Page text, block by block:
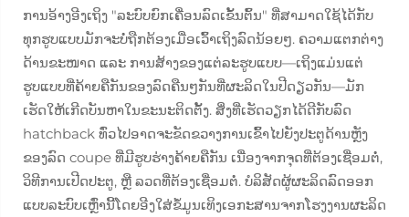
ການອ້າງອີງເຖິງ "ລະບົບຍົກເຄື່ອນລົດເຂັ້ນຕົ້ນ" ທີ່ສາມາດໃຊ້ໄດ້ກັບ
ທຸກຮູບແບບມັກຈະບໍ່ຖືກຕ້ອງເມື່ອເວົ້າເຖິງລົດນ້ອຍໆ. ຄວາມແຕກຕ່າງ
ດ້ານຂະໜາດ ແລະ ການສ້າງຂອງແຕ່ລະຮູບແບບ—ເຖິງແມ່ນແຕ່
ຮູບແບບທີ່ຄ້າຍຄືກັນຂອງລົດຄືນໆກັນທີ່ຜະລິດໃນປີດຽວກັນ—ມັກ
ເຮັດໃຫ້ເກີດບັນຫາໃນຂະນະຕິດຕັ້ງ. ສິ່ງທີ່ເຮັດວຽກໄດ້ດີກັບລົດ
hatchback ທົ່ວໄປອາດຈະຂັດຂວາງການເຂົ້າໄປຍັງປະຕູດ້ານຫຼັງ
ຂອງລົດ coupe ທີ່ມີຮູບຮ່າງຄ້າຍຄືກັນ ເນື່ອງຈາກຈຸດທີ່ຕ້ອງເຊື່ອມຕໍ່,
ວິທີການເປີດປະຕູ, ຫຼື ລວດທີ່ຕ້ອງເຊື່ອມຕໍ່. ບໍລິສັດຜູ້ຜະລິດລົດອອກ
ແບບລະບົບເຫຼົ່ານີ້ໂດຍອີງໃສ່ຂໍ້ມູນເທິງເອກະສານຈາກໂຮງງານຜະລິດ